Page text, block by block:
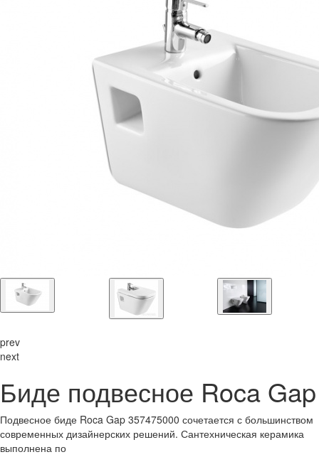
prev
next
Биде подвесное Roca Gap
Подвесное биде Roca Gap 357475000 сочетается с большинством
современных дизайнерских решений. Сантехническая керамика
выполнена по